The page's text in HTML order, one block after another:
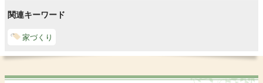
関連キーワード
家づくり